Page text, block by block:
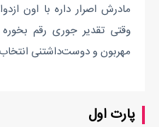
مادرش اصرار داره با اون
وقتی تقدیر جوری رقم
مهربون و دوست‌داشتنی
پارت اول